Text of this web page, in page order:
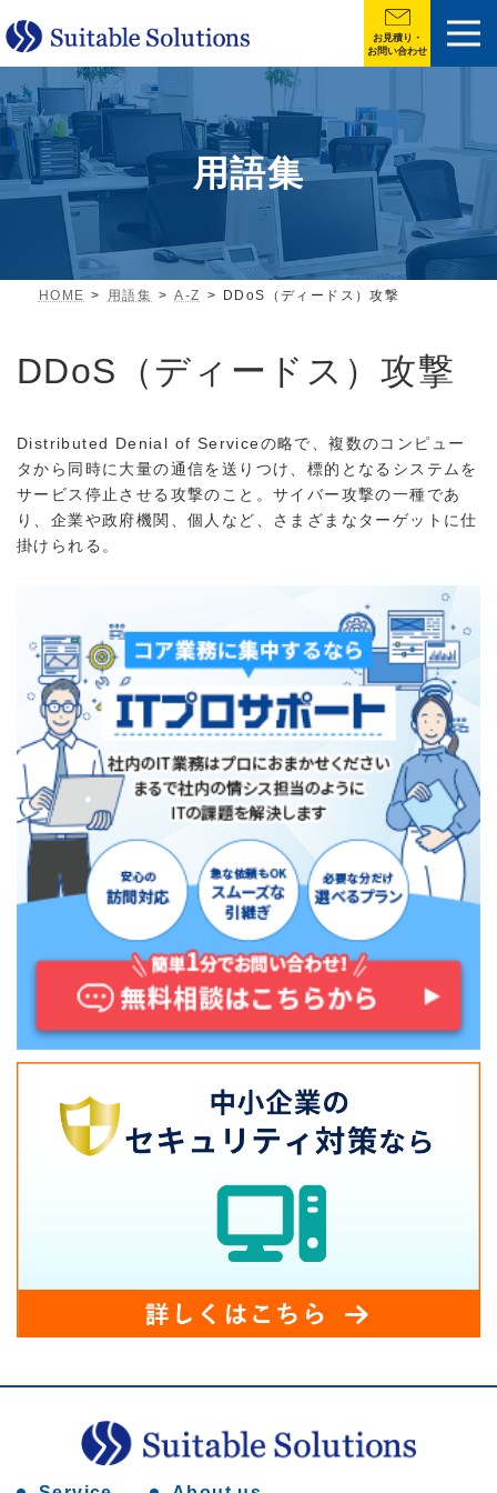
お見積り・
お問い合わせ
用語集
HOME 用語集 A-Z DDoS（ディードス）攻撃
DDoS（ディードス）攻撃
Distributed Denial of Serviceの略で、複数のコンピュー
タから同時に大量の通信を送りつけ、標的となるシステムを
サービス停止させる攻撃のこと。サイバー攻撃の一種であ
り、企業や政府機関、個人など、さまざまなターゲットに仕
掛けられる。